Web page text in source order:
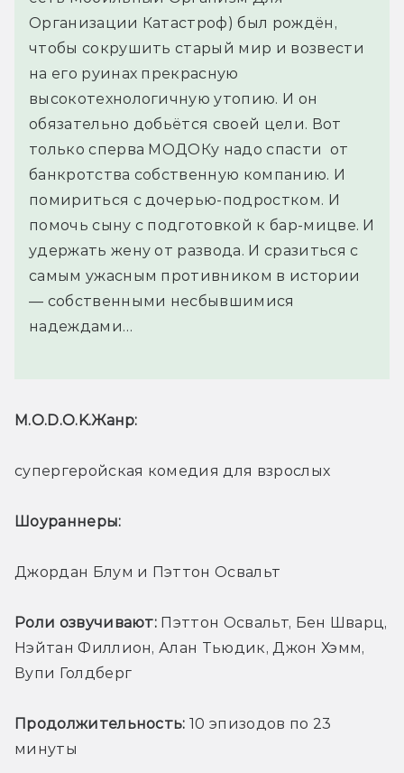
Организации Катастроф) был рождён,
чтобы сокрушить старый мир и возвести
на его руинах прекрасную
высокотехнологичную утопию. И он
обязательно добьётся своей цели. Вот
только сперва МОДОКу надо спасти от
банкротства собственную компанию. И
помириться с дочерью-подростком. И
помочь сыну с подготовкой к бар-мицве. И
удержать жену от развода. И сразиться с
самым ужасным противником в истории
— собственными несбывшимися
надеждами…
M.O.D.O.K.Жанр:
супергеройская комедия для взрослых
Шоураннеры:
Джордан Блум и Пэттон Освальт
Роли озвучивают: Пэттон Освальт, Бен Шварц,
Нэйтан Филлион, Алан Тьюдик, Джон Хэмм,
Вупи Голдберг
Продолжительность: 10 эпизодов по 23
минуты